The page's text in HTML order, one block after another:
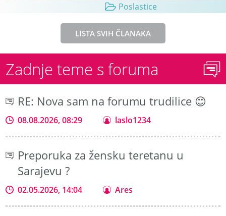
Poslastice
LISTA SVIH ČLANAKA
Zadnje teme s foruma
RE: Nova sam na forumu trudilice 😊
08.08.2026, 08:29 laslo1234
Preporuka za žensku teretanu u
Sarajevu ?
02.05.2026, 14:04 Ares